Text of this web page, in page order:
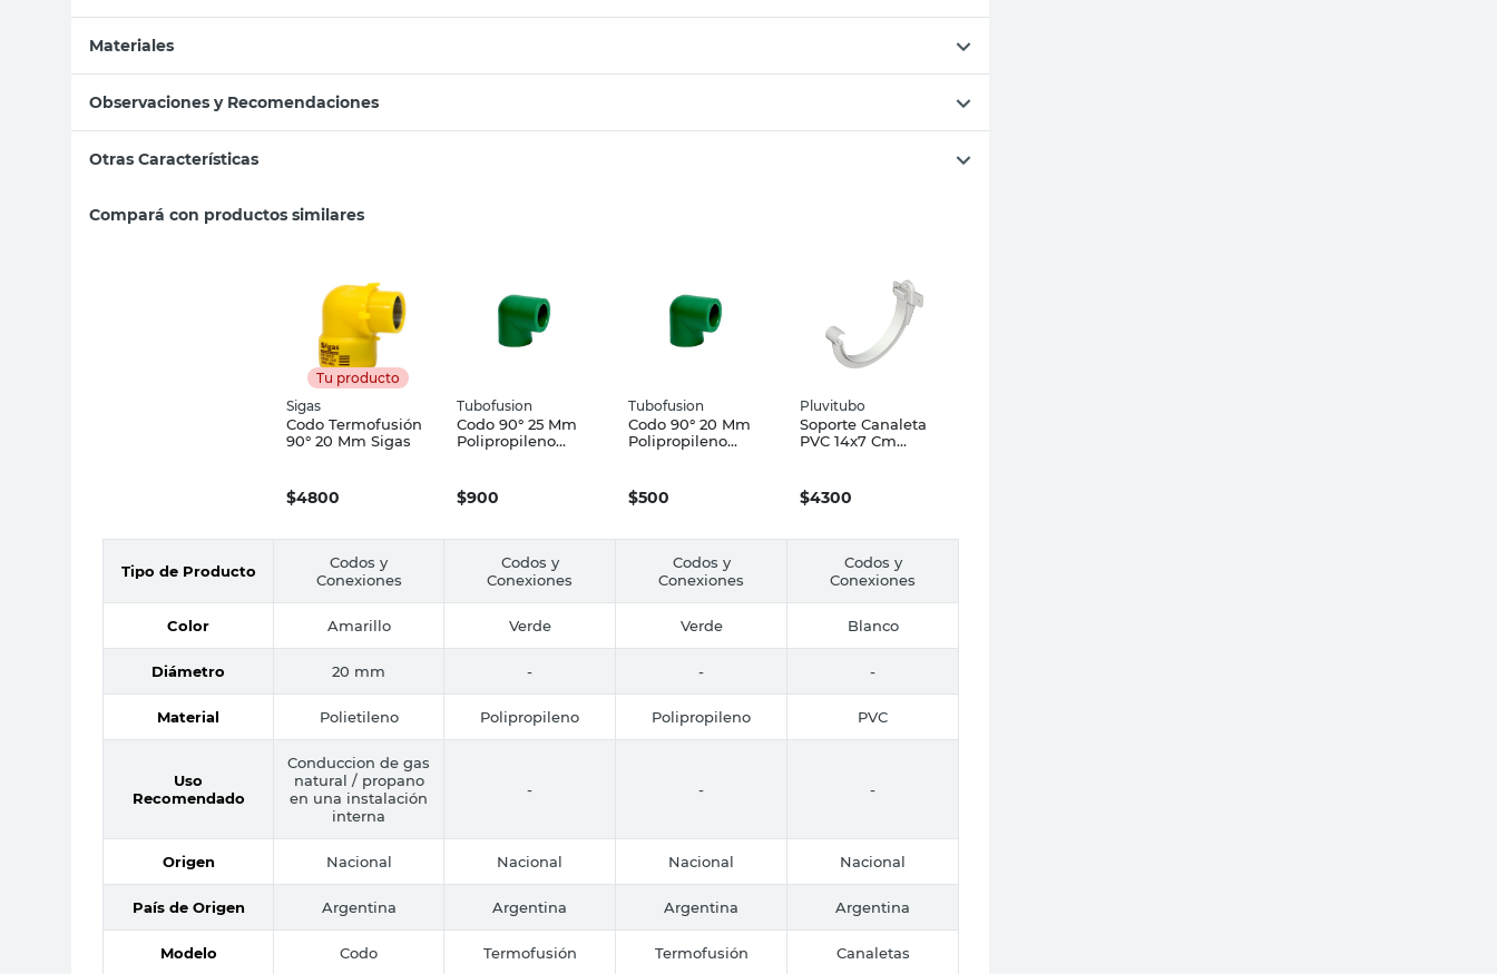
Materiales
Observaciones y Recomendaciones
Otras Características
Compará con productos similares
Tu producto
Sigas
Codo Termofusión
90° 20 Mm Sigas
$4800
Tubofusion
Codo 90° 25 Mm
Polipropileno
$900
Tubofusion
Codo 90° 20 Mm
Polipropileno
$500
Pluvitubo
Soporte Canaleta
PVC 14x7 Cm
$4300
Tipo de Producto
Codos y
Conexiones
Codos y
Conexiones
Codos y
Conexiones
Codos y
Conexiones
Color Amarillo Verde Verde Blanco
Diámetro 20 mm - - -
Material Polietileno Polipropileno Polipropileno PVC
Uso
Recomendado
Conduccion de gas
natural / propano
en una instalación
interna
- - -
Origen Nacional Nacional Nacional Nacional
País de Origen Argentina Argentina Argentina Argentina
Modelo Codo Termofusión Termofusión Canaletas